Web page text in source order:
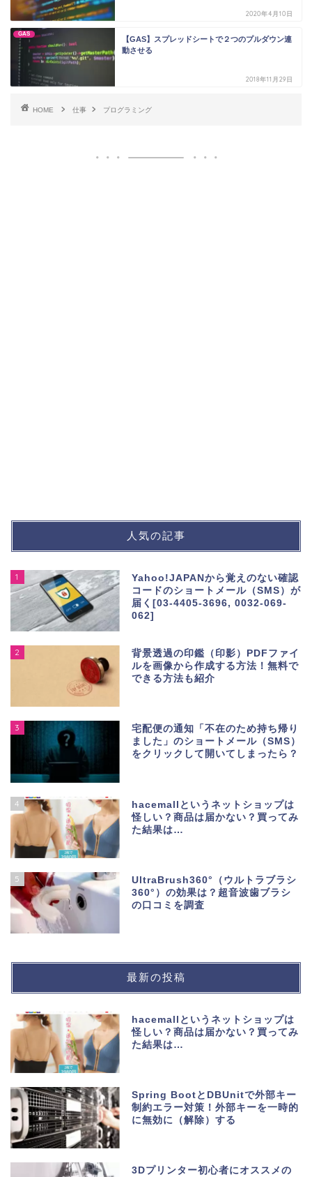
2020年4月10日
GAS
【GAS】スプレッドシートで２つのプルダウン連
動させる
2018年11月29日
HOME 仕事 プログラミング
人気の記事
1
Yahoo!JAPANから覚えのない確認
コードのショートメール（SMS）が
届く[03-4405-3696, 0032-069-
062]
2
背景透過の印鑑（印影）PDFファイ
ルを画像から作成する方法！無料で
できる方法も紹介
3
宅配便の通知「不在のため持ち帰り
ました」のショートメール（SMS）
をクリックして開いてしまったら？
4
hacemallというネットショップは
怪しい？商品は届かない？買ってみ
た結果は…
5
UltraBrush360°（ウルトラブラシ
360°）の効果は？超音波歯ブラシ
の口コミを調査
最新の投稿
hacemallというネットショップは
怪しい？商品は届かない？買ってみ
た結果は…
Spring BootとDBUnitで外部キー
制約エラー対策！外部キーを一時的
に無効に（解除）する
3Dプリンター初心者にオススメの